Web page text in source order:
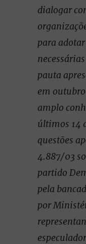
dialogar
para
pauta
em
amplo
últimos 14
questões
4.887/03
partido
pela
por